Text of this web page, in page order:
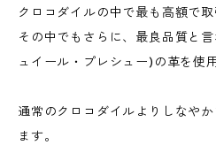
クロコダイルの中で最も高額で取
その中でもさらに、最良品質と
ュイール・プレシュー)の革を使
通常のクロコダイルよりしなや
ます。